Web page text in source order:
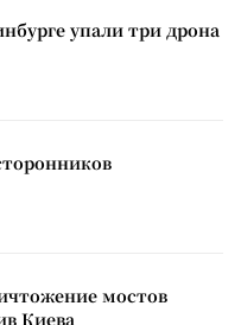
упали три дрона
мостов
Киева